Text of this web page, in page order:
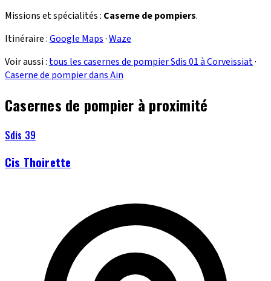
Missions et spécialités : Caserne de pompiers.
Itinéraire :Google Maps·Waze
Voir aussi : tous les casernes de pompier Sdis 01 à Corveissiat·
Caserne de pompier dans Ain
Casernes de pompier à proximité
Sdis 39
Cis Thoirette